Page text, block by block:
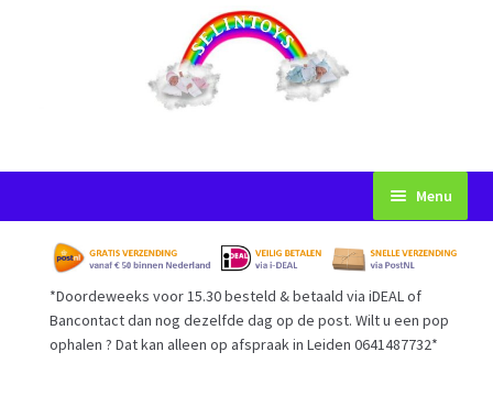
naar
navigatie
inhoud
Menu
Startpagina
Voorwaarden
*Doordeweeks voor 15.30 besteld & betaald via iDEAL of
Bancontact dan nog dezelfde dag op de post. Wilt u een pop
ophalen ? Dat kan alleen op afspraak in Leiden 0641487732*